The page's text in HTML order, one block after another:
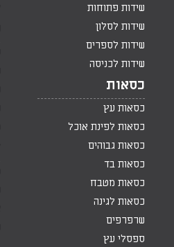
שידות פתוחות
שידות לסלון
שידות לספרים
שידות לכניסה
כסאות
כסאות עץ
כסאות לפינת אוכל
כסאות גבוהים
כסאות בד
כסאות מטבח
כסאות לגינה
שרפרפים
ספסלי עץ